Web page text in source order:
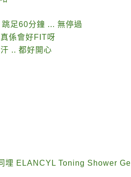
足60分鐘 ... 無停過
係會好FIT呀
.. 都好開心
埋 ELANCYL Toning Shower Gel